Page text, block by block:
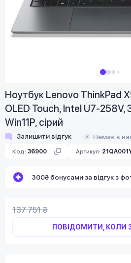
Ноутбук Lenovo ThinkPad
OLED Touch, Intel U7-258V,
Win11P, сірий
Залишити відгук Немає в
Код: 36900 Артикул:
300₴ бонусами за відгук з
137 751 ₴
ПОВІДОМИТИ, КОЛИ